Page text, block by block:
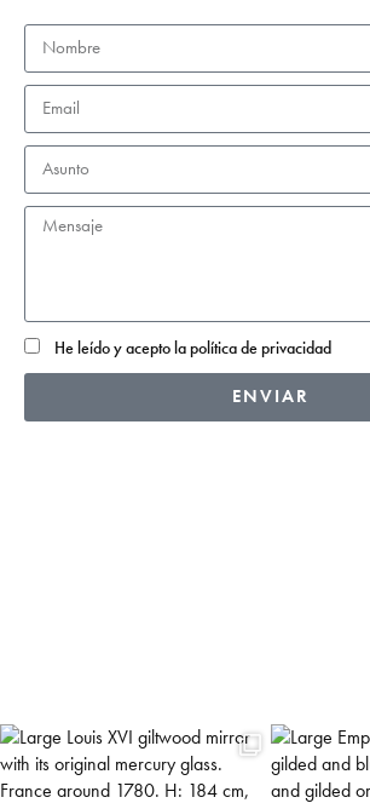
He leído y acepto lapolítica de privacidad
ENVIAR